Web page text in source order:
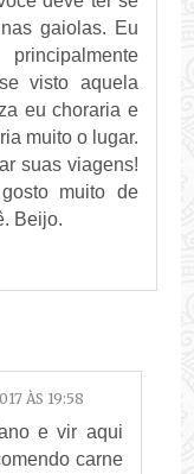
gaiolas. Eu
visto aquela
eu choraria e
muito o lugar.
suas viagens!
muito de
Beijo.
ÀS 19:58
e vir aqui
carne